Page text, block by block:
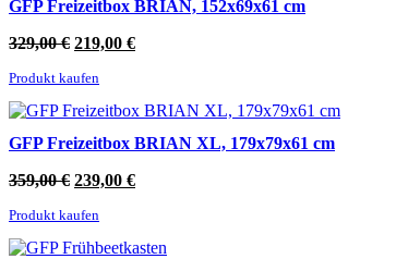
GFP Freizeitbox BRIAN, 152x69x61 cm
329,00€ Ursprünglicher
war:
329,00 €
219,00 €Aktueller
219,00 €.
Produkt kaufen
GFP Freizeitbox BRIAN XL, 179x79x61 cm
359,00€ Ursprünglicher
war:
359,00 €
239,00 €Aktueller
Produkt kaufen